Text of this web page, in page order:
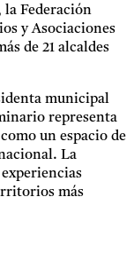
Federación
y Asociaciones
de 21 alcaldes
municipal
representa
un espacio de
La
más